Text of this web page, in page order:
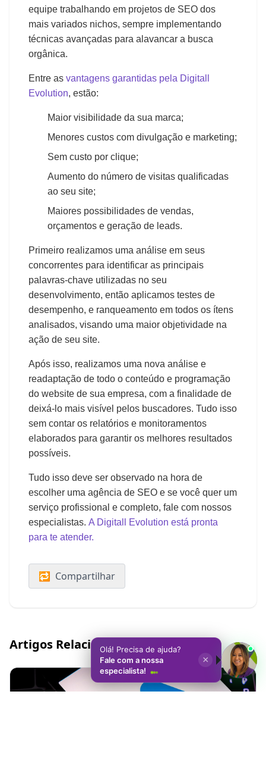
equipe trabalhando em projetos de SEO dos
mais variados nichos, sempre implementando
técnicas avançadas para alavancar a busca
orgânica.
Entre as vantagens garantidas pela Digitall
Evolution, estão:
Maior visibilidade da sua marca;
Menores custos com divulgação e marketing;
Sem custo por clique;
Aumento do número de visitas qualificadas
ao seu site;
Maiores possibilidades de vendas,
orçamentos e geração de leads.
Primeiro realizamos uma análise em seus
concorrentes para identificar as principais
palavras-chave utilizadas no seu
desenvolvimento, então aplicamos testes de
desempenho, e ranqueamento em todos os ítens
analisados, visando uma maior objetividade na
ação de seu site.
Após isso, realizamos uma nova análise e
readaptação de todo o conteúdo e programação
do website de sua empresa, com a finalidade de
deixá-lo mais visível pelos buscadores. Tudo isso
sem contar os relatórios e monitoramentos
elaborados para garantir os melhores resultados
possíveis.
Tudo isso deve ser observado na hora de
escolher uma agência de SEO e se você quer um
serviço profissional e completo, fale com nossos
especialistas. A Digitall Evolution está pronta
para te atender.
🔁 Compartilhar
Artigos RelacionadosOlá! Precisa de ajuda?
Fale com a nossa
especialista!
×